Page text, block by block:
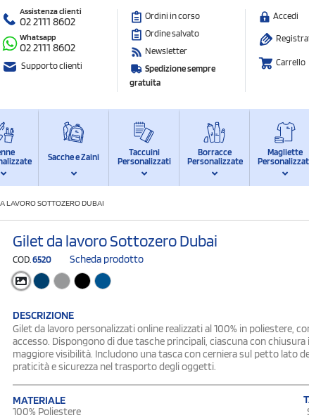
Assistenza clienti
02 2111 8602
Whatsapp
02 2111 8602
Supporto clienti
Ordini in corso
Ordine salvato
Newsletter
Spedizione sempre
gratuita
Accedi
Carrello
Sacche e Zaini
Taccuini
Personalizzati
Borracce
Personalizzate
Magliette
LAVORO SOTTOZERO DUBAI
Gilet da lavoro Sottozero Dubai
COD. 6520 Scheda prodotto
DESCRIZIONE
Gilet da lavoro personalizzati online realizzati al 100% in poliestere,
accesso. Dispongono di due tasche principali, ciascuna con
maggiore visibilità. Includono una tasca con cerniera sul petto lato
praticità e sicurezza nel trasporto degli oggetti.
MATERIALE
100% Poliestere